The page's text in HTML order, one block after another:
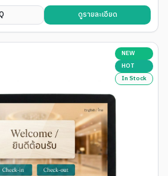
ดูรายละเอียด
NEW
HOT
In Stock